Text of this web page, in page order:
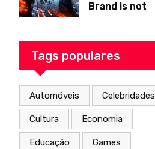
Brand is not
Out
Tags populares
Automóveis Celebridades
Cultura Economia
Educação Games